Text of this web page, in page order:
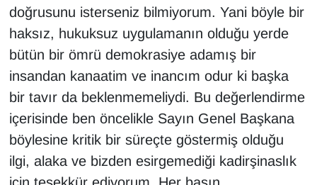
doğrusunu isterseniz bilmiyorum. Yani böyle bir
haksız, hukuksuz uygulamanın olduğu yerde
bütün bir ömrü demokrasiye adamış bir
insandan kanaatim ve inancım odur ki başka
bir tavır da beklenmemeliydi. Bu değerlendirme
içerisinde ben öncelikle Sayın Genel Başkana
böylesine kritik bir süreçte göstermiş olduğu
ilgi, alaka ve bizden esirgemediği kadirşinaslık